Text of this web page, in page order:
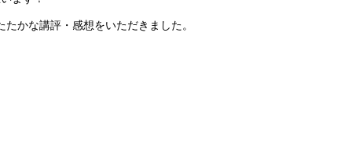
かな講評・感想をいただきました。